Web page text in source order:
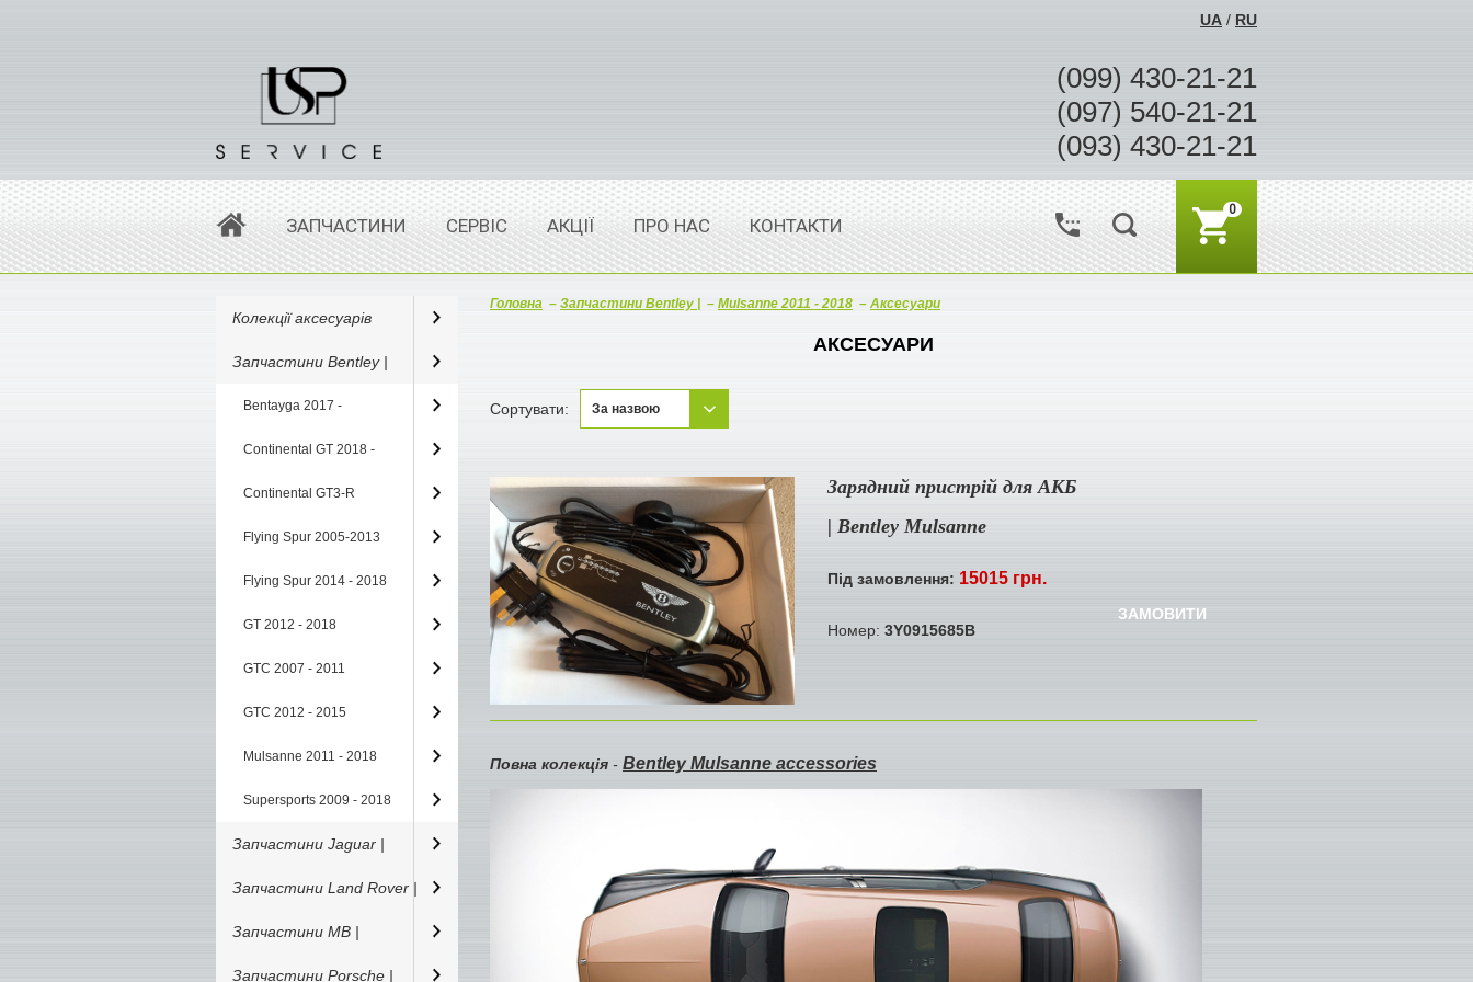
UA / RU
(099) 430-21-21
(097) 540-21-21
(093) 430-21-21
ЗАПЧАСТИНИ СЕРВІС АКЦІЇ ПРО НАС КОНТАКТИ
0
Колекції аксесуарів
Запчастини Bentley |
Bentayga 2017 -
Continental GT 2018 -
Continental GT3-R
Flying Spur 2005-2013
Flying Spur 2014 - 2018
GT 2012 - 2018
GTC 2007 - 2011
GTC 2012 - 2015
Mulsanne 2011 - 2018
Supersports 2009 - 2018
Запчастини Jaguar |
Запчастини Land Rover |
Запчастини MB |
Запчастини Porsche |
Головна – Запчастини Bentley | – Mulsanne 2011 - 2018 – Аксесуари
АКСЕСУАРИ
Сортувати: За назвою
Новинки
Зарядний пристрій для АКБ
| Bentley Mulsanne
Під замовлення: 15015 грн.
ЗАМОВИТИ
Номер: 3Y0915685B
Повна колекція - Bentley Mulsanne accessories